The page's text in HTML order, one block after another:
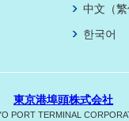
中文（繁
한국어
東京港埠頭株式会社
PORT TERMINAL